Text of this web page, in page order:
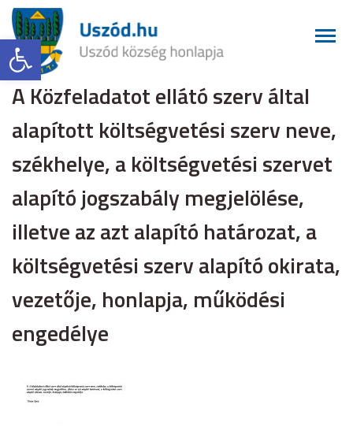
Eszköztár megnyitása
A Közfeladatot ellátó szerv által
alapított költségvetési szerv neve,
székhelye, a költségvetési szervet
alapító jogszabály megjelölése,
illetve az azt alapító határozat, a
költségvetési szerv alapító okirata,
vezetője, honlapja, működési
engedélye